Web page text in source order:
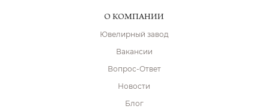
О КОМПАНИИ
Ювелирный завод
Вакансии
Вопрос-Ответ
Новости
Блог